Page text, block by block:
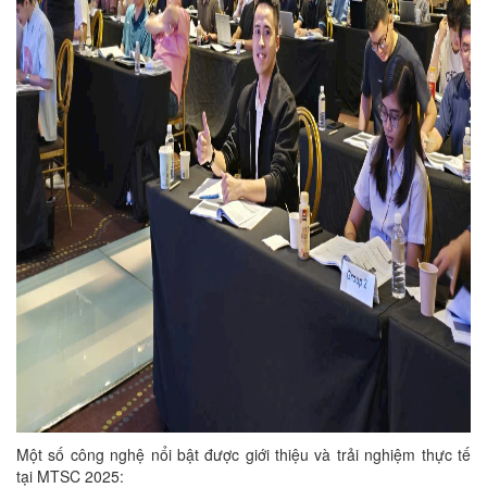
Một số công nghệ nổi bật được giới thiệu và trải nghiệm thực tế
tại MTSC 2025: